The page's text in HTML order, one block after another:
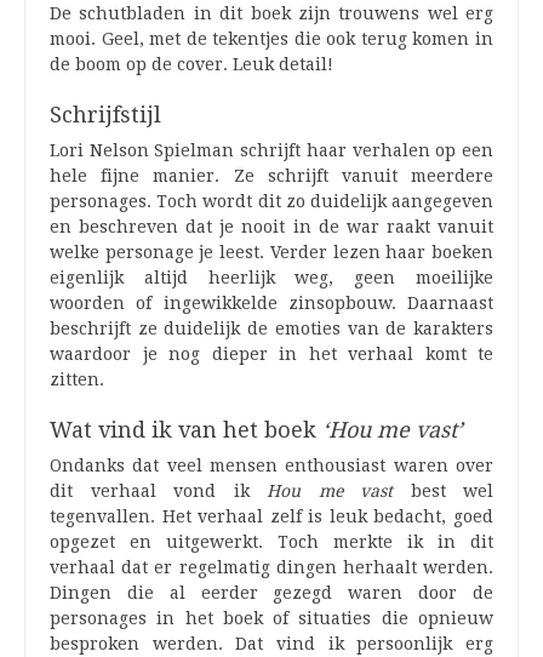
De schutbladen in dit boek zijn trouwens wel erg
mooi. Geel, met de tekentjes die ook terug komen in
de boom op de cover. Leuk detail!
Schrijfstijl
Lori Nelson Spielman schrijft haar verhalen op een
hele fijne manier. Ze schrijft vanuit meerdere
personages. Toch wordt dit zo duidelijk aangegeven
en beschreven dat je nooit in de war raakt vanuit
welke personage je leest. Verder lezen haar boeken
eigenlijk altijd heerlijk weg, geen moeilijke
woorden of ingewikkelde zinsopbouw. Daarnaast
beschrijft ze duidelijk de emoties van de karakters
waardoor je nog dieper in het verhaal komt te
zitten.
Wat vind ik van het boek ‘Hou me vast’
Ondanks dat veel mensen enthousiast waren over
dit verhaal vond ik
Hou me vast best wel
tegenvallen. Het verhaal zelf is leuk bedacht, goed
opgezet en uitgewerkt. Toch merkte ik in dit
verhaal dat er regelmatig dingen herhaalt werden.
Dingen die al eerder gezegd waren door de
personages in het boek of situaties die opnieuw
besproken werden. Dat vind ik persoonlijk erg